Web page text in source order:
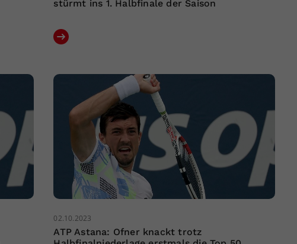
stürmt ins 1. Halbfinale der Saison
02.10.2023
ATP Astana: Ofner knackt trotz